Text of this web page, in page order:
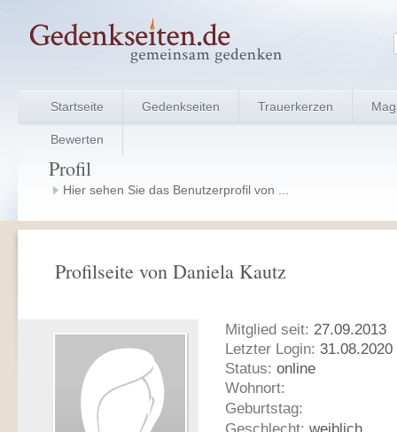
Startseite Gedenkseiten Trauerkerzen
Bewerten
Profil
Hier sehen Sie das Benutzerprofil von ...
Profilseite von Daniela Kautz
Mitglied seit: 27.09.2013
Letzter Login:
Status: online
Wohnort:
Geburtstag:
Geschlecht: weiblich